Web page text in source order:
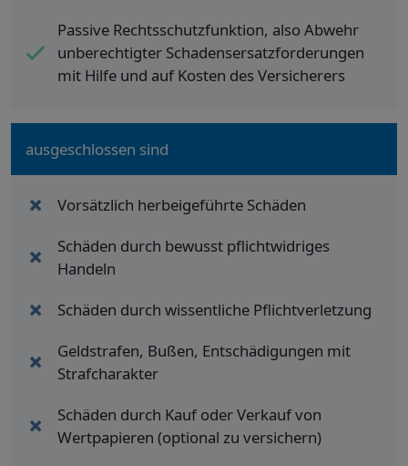
Passive Rechtsschutzfunktion, also Abwehr
unberechtigter Schadensersatzforderungen
mit Hilfe und auf Kosten des Versicherers
ausgeschlossen sind
Vorsätzlich herbeigeführte Schäden
Schäden durch bewusst pflichtwidriges
Handeln
Schäden durch wissentliche Pflichtverletzung
Geldstrafen, Bußen, Entschädigungen mit
Strafcharakter
Schäden durch Kauf oder Verkauf von
Wertpapieren (optional zu versichern)